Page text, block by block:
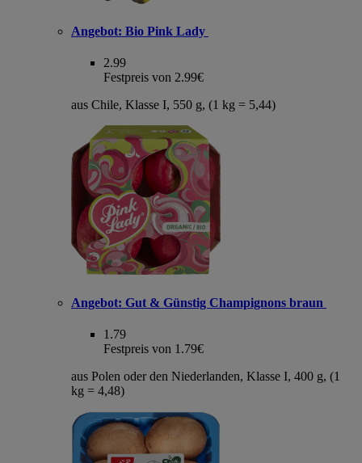
Angebot: Bio Pink Lady
2.99
Festpreis von 2.99€
aus Chile, Klasse I, 550 g, (1 kg = 5,44)
Angebot: Gut & Günstig Champignons braun
1.79
Festpreis von 1.79€
aus Polen oder den Niederlanden, Klasse I, 400 g, (1
kg = 4,48)